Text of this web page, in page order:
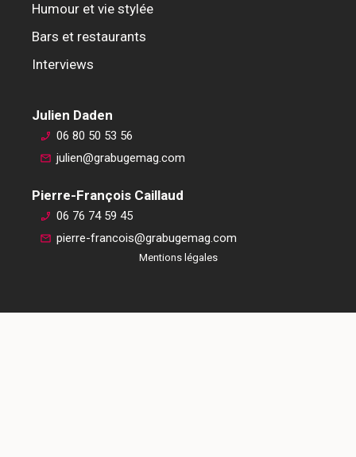
Humour et vie stylée
Bars et restaurants
Interviews
Julien Daden
06 80 50 53 56
julien@grabugemag.com
Pierre-François Caillaud
06 76 74 59 45
pierre-francois@grabugemag.com
Mentions légales